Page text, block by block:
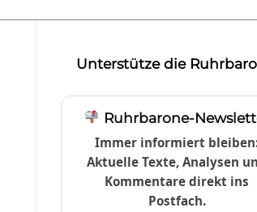
Unterstütze die
Ruhrbarone-
Immer informiert
Aktuelle Texte, Analysen
Kommentare direkt ins
Postfach.